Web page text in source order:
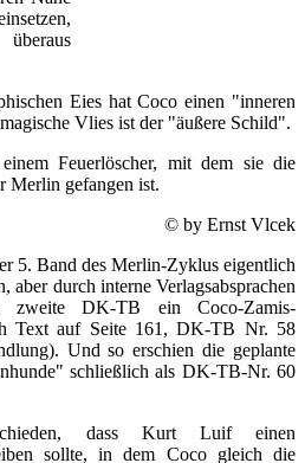
Eies hat Coco einen "inneren
Vlies ist der "äußere Schild".
Feuerlöscher, mit dem sie die
Merlin gefangen ist.
© by Ernst Vlcek
5. Band des Merlin-Zyklus eigentlich
durch interne Verlagsabsprachen
DK-TB ein Coco-Zamis-
Text auf Seite 161, DK-TB Nr. 58
Und so erschien die geplante
schließlich als DK-TB-Nr. 60
dass Kurt Luif einen
sollte, in dem Coco gleich die